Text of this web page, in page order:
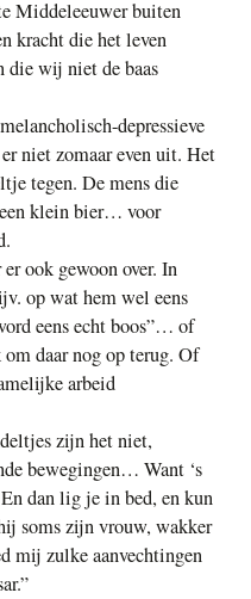
Middeleeuwer buiten
kracht die het leven
die wij niet de baas
depressieve
niet zomaar even uit. Het
tegen. De mens die
klein bier… voor
ook gewoon over. In
op wat hem wel eens
eens echt boos”… of
daar nog op terug. Of
arbeid
zijn het niet,
bewegingen… Want ‘s
dan lig je in bed, en kun
soms zijn vrouw, wakker
mij zulke aanvechtingen